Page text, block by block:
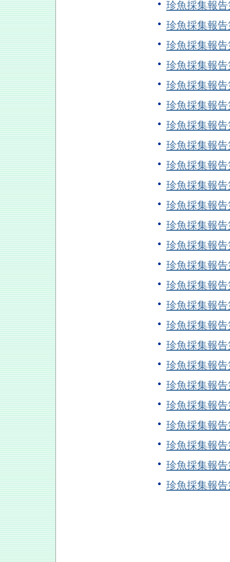
珍魚採集報
珍魚採集報
珍魚採集報
珍魚採集報
珍魚採集報
珍魚採集報
珍魚採集報
珍魚採集報
珍魚採集報
珍魚採集報
珍魚採集報
珍魚採集報
珍魚採集報
珍魚採集報
珍魚採集報
珍魚採集報
珍魚採集報
珍魚採集報
珍魚採集報
珍魚採集報
珍魚採集報
珍魚採集報
珍魚採集報
珍魚採集報
珍魚採集報